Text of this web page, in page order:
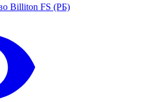
Billiton FS (РБ)